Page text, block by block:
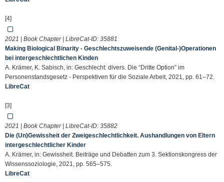
[4]
2021 | Book Chapter | LibreCat-ID: 35881
Making Biological Binarity - Geschlechtszuweisende (Genital-)Operationen
bei intergeschlechtlichen Kinden
A. Krämer, K. Sabisch, in: Geschlecht: divers. Die “Dritte Option” im
Personenstandsgesetz - Perspektiven für die Soziale Arbeit, 2021, pp. 61–72.
LibreCat
[3]
2021 | Book Chapter | LibreCat-ID: 35882
Die (Un)Gewissheit der Zweigeschlechtlichkeit. Aushandlungen von Eltern
intergeschlechtlicher Kinder
A. Krämer, in: Gewissheit. Beiträge und Debatten zum 3. Sektionskongress der
Wissenssoziologie, 2021, pp. 565–575.
LibreCat